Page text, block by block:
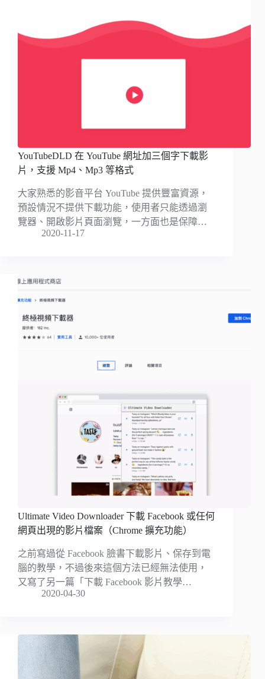
YouTubeDLD 在 YouTube 網址加三個字下載影
片，支援 Mp4、Mp3 等格式
大家熟悉的影音平台 YouTube 提供豐富資源，
預設情況不提供下載功能，使用者只能透過瀏
覽器、開啟影片頁面瀏覽，一方面也是保障…
2020-11-17
Ultimate Video Downloader 下載 Facebook 或任何
網頁出現的影片檔案（Chrome 擴充功能）
之前寫過從 Facebook 臉書下載影片、保存到電
腦的教學，不過後來這個方法已經無法使用，
又寫了另一篇「下載 Facebook 影片教學…
2020-04-30